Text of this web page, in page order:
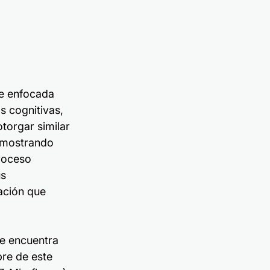
enfocada
cognitivas,
similar
que
encuentra
de este